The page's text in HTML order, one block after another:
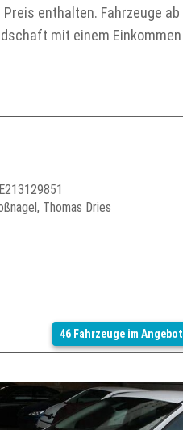
enthalten. Fahrzeuge ab
mit einem Einkommen
Thomas Dries
46 Fahrzeuge im Angebot